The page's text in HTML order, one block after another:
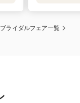
き振袖 20着／引き振
ブライダルフェア一覧